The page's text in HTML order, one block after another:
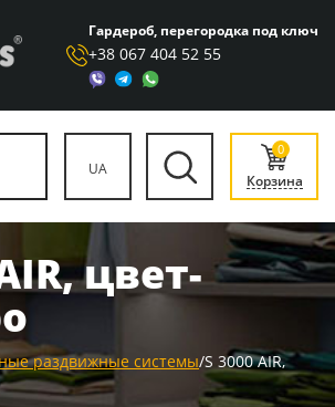
Гардероб, перегородка под ключ
+38 067 404 52 55
UA
0
Корзина
цвет-
раздвижные системы/S 3000 AIR,